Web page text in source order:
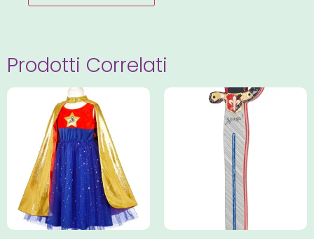
Prodotti Correlati